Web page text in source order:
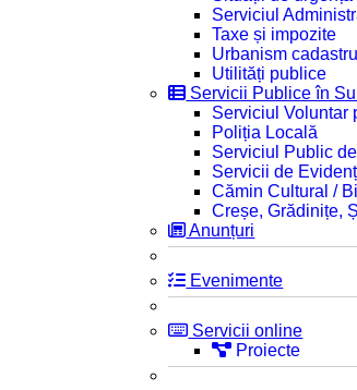
Serviciul
Taxe și impozite
Urbanism cadastru
Utilități publice
Servicii Publice în
Serviciul Voluntar
Poliția Locală
Serviciul Public
Servicii de
Cămin Cultural /
Creșe, Grădinițe,
Anunțuri
Evenimente
Servicii online
Proiecte